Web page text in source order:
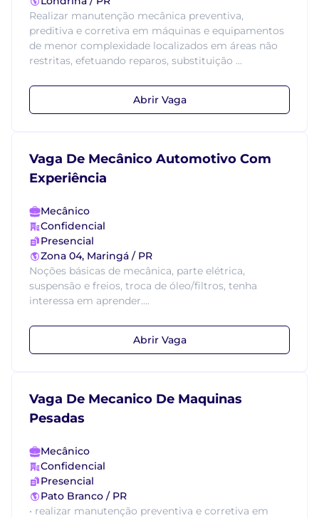
Realizar manutenção mecânica preventiva,
preditiva e corretiva em máquinas e equipamentos
de menor complexidade localizados em áreas não
restritas, efetuando reparos, substituição ...
Abrir Vaga
Vaga De Mecânico Automotivo Com
Experiência
Mecânico
Confidencial
Presencial
Zona 04, Maringá / PR
Noções básicas de mecânica, parte elétrica,
suspensão e freios, troca de óleo/filtros, tenha
interessa em aprender....
Abrir Vaga
Vaga De Mecanico De Maquinas
Pesadas
Mecânico
Confidencial
Presencial
Pato Branco / PR
• realizar manutenção preventiva e corretiva em